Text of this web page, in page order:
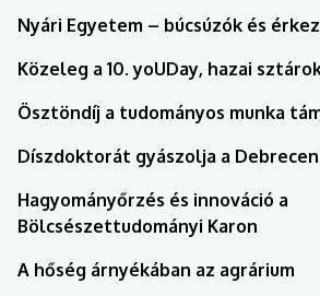
Nyári Egyetem – búcsúzók és
Közeleg a 10. yoUDay, hazai
Ösztöndíj a tudományos munka
Díszdoktorát gyászolja a
Hagyományőrzés és innováció a
Bölcsészettudományi Karon
A hőség árnyékában az agrárium